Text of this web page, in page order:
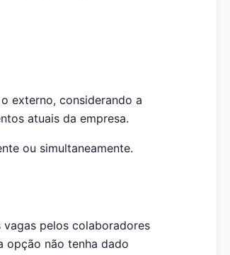
externo, considerando a
atuais da empresa.
ou simultaneamente.
pelos colaboradores
opção não tenha dado